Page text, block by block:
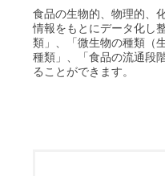
食品の生物的、物理的、
情報をもとにデータ化し
類」、「微生物の種類（
種類」、「食品の流通段
ることができます。